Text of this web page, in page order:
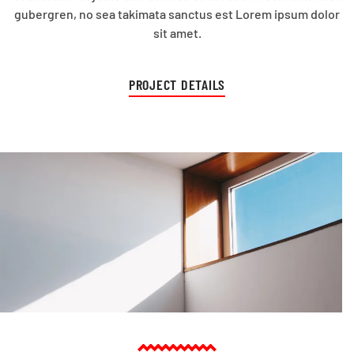
gubergren, no sea takimata sanctus est Lorem ipsum dolor
sit amet.
PROJECT DETAILS